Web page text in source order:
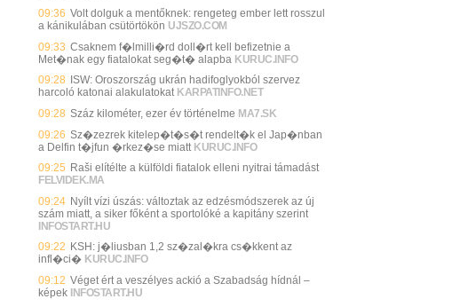
09:36 Volt dolguk a mentőknek: rengeteg ember lett rosszul
a kánikulában csütörtökön UJSZO.COM
09:33 Csaknem f�lmilli�rd doll�rt kell befizetnie a
Met�nak egy fiatalokat seg�t� alapba KURUC.INFO
09:28
ISW: Oroszország ukrán hadifoglyokból szervez
harcoló katonai alakulatokat KARPATINFO.NET
09:28 Száz kilométer, ezer év történelme MA7.SK
09:26 Sz�zezrek kitelep�t�s�t rendelt�k el Jap�nban
a Delfin t�jfun �rkez�se miatt KURUC.INFO
09:25 Raši elítélte a külföldi fiatalok elleni nyitrai támadást
FELVIDEK.MA
09:24 Nyílt vízi úszás: változtak az edzésmódszerek az új
szám miatt, a siker főként a sportolóké a kapitány szerint
INFOSTART.HU
09:22 KSH: j�liusban 1,2 sz�zal�kra cs�kkent az
infl�ci� KURUC.INFO
09:12 Véget ért a veszélyes ackió a Szabadság hídnál –
képek INFOSTART.HU